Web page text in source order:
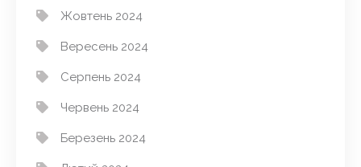
Жовтень 2024
Вересень 2024
Серпень 2024
Червень 2024
Березень 2024